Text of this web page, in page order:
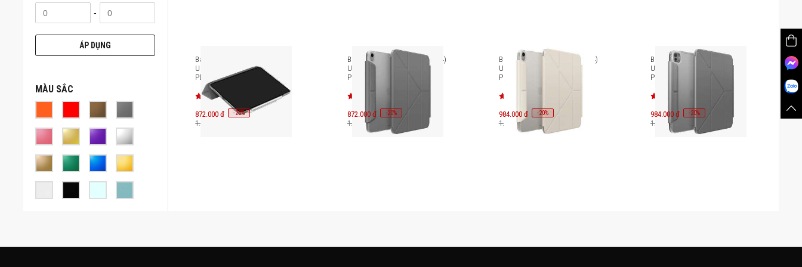
-
ÁP DỤNG
MÀU SẮC
Bao da iPad Pro 11 inch 2024
Uniq Camden Click UNIQ-
PDP11(2024)-CAM
872.000 đ -20%
1.090.000 đ
Bao da iPad Air 6 (11 inch-2024)
Uniq Camden Click UNIQ-
PDA11(2024)-CAM
872.000 đ -20%
1.090.000 đ
Bao da iPad Air 6 (13 inch-2024)
Uniq Camden Click UNIQ-
PDA13(2024)-CAM
984.000 đ -20%
1.230.000 đ
Bao da iPad Pro 13 inch-2024
Uniq Camden Click UNIQ-
PDP13(2024)-CAM
984.000 đ -20%
1.230.000 đ